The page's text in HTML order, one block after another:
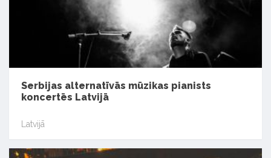
Serbijas alternatīvās mūzikas pianists
koncertēs Latvijā
Latvijā